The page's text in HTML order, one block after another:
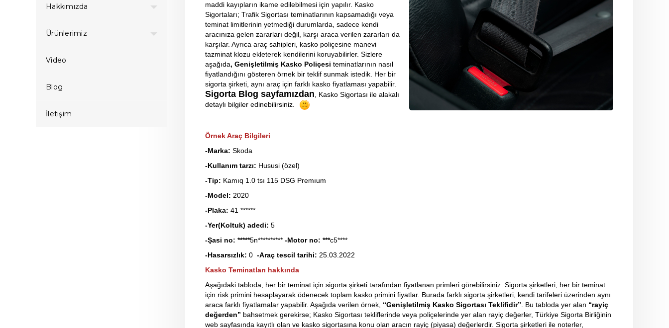
maddi kayıpların ikame edilebilmesi için yapılır. Kasko
Sigortaları; Trafik Sigortası teminatlarının kapsamadığı veya
teminat limitlerinin yetmediği durumlarda, sadece kendi
aracınıza gelen zararları değil, karşı araca verilen zararları da
karşılar. Ayrıca araç sahipleri, kasko poliçesine manevi
tazminat klozu ekleterek kendilerini koruyabilirler. Sizlere
aşağıda, Genişletilmiş Kasko Poliçesi teminatlarının nasıl
fiyatlandığını gösteren örnek bir teklif sunmak istedik. Her bir
sigorta şirketi, aynı araç için farklı kasko fiyatlaması yapabilir.
Sigorta Blog sayfamızdan , Kasko Sigortası ile alakalı
detaylı bilgiler edinebilirsiniz.
Örnek Araç Bilgileri
-Marka: Skoda
-Kullanım tarzı: Hususi (özel)
-Tip: Kamıq 1.0 tsı 115 DSG Premıum
-Model: 2020
-Plaka: 41 ******
-Yer(Koltuk) adedi: 5
-Şasi no: *****5n********** -Motor no: ***c5****
-Hasarsızlık: 0 -Araç tescil tarihi: 25.03.2022
Kasko Teminatları hakkında
Aşağıdaki tabloda, her bir teminat için sigorta şirketi tarafından fiyatlanan primleri görebilirsiniz. Sigorta şirketleri, her bir teminat
için risk primini hesaplayarak ödenecek toplam kasko primini fiyatlar. Burada farklı sigorta şirketleri, kendi tarifeleri üzerinden aynı
araca farklı fiyatlamalar yapabilir. Aşağıda verilen örnek, “Genişletilmiş Kasko Sigortası Teklifidir” . Bu tabloda yer alan “rayiç
değerden” bahsetmek gerekirse; Kasko Sigortası tekliflerinde veya poliçelerinde yer alan rayiç değerler, Türkiye Sigorta Birliğinin
web sayfasında kayıtlı olan ve kasko sigortasına konu olan aracın rayiç (piyasa) değerlerdir. Sigorta şirketleri ile noterler,
Hakkımızda
Ürünlerimiz
Video
Blog
İletişim